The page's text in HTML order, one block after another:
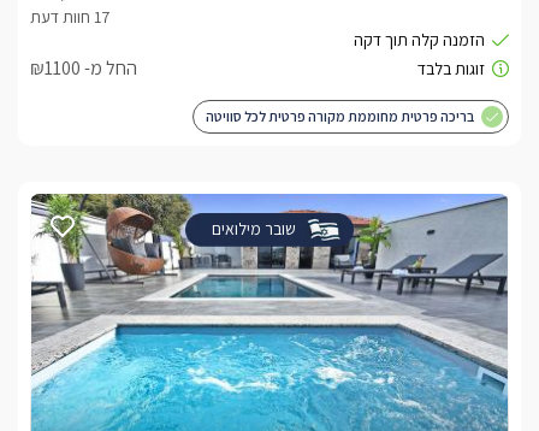
החל מ- ₪1100
בריכה פרטית מחוממת מקורה פרטית לכל סוויטה
שובר מילואים